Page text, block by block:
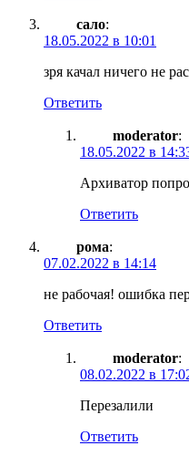
сало:
18.05.2022 в 10:01
зря качал ничего не
Ответить
moderator:
18.05.2022 в
Архиватор
Ответить
рома:
07.02.2022 в 14:14
не рабочая! ошибка
Ответить
moderator:
08.02.2022 в
Перезалили
Ответить